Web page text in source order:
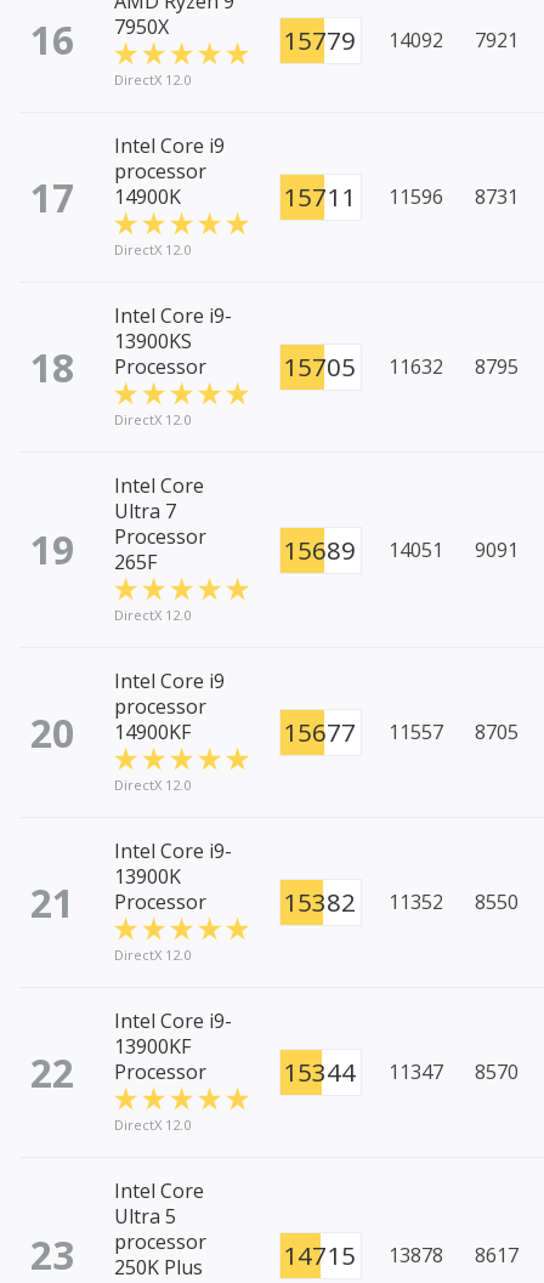
16
7950X
DirectX 12.0
15779 14092 7921
17
Intel Core i9
processor
14900K
DirectX 12.0
15711 11596 8731
18
Intel Core i9-
13900KS
Processor
DirectX 12.0
15705 11632 8795
19
Intel Core
Ultra 7
Processor
265F
DirectX 12.0
15689 14051 9091
20
Intel Core i9
processor
14900KF
DirectX 12.0
15677 11557 8705
21
Intel Core i9-
13900K
Processor
DirectX 12.0
15382 11352 8550
22
Intel Core i9-
13900KF
Processor
DirectX 12.0
15344 11347 8570
23
Intel Core
Ultra 5
processor
250K Plus
14715 13878 8617